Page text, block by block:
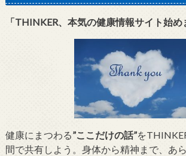
「THINKER、本気の健康情報サイト始め
健康にまつわる”ここだけの話”を
間で共有しよう。身体から精神まで、あ